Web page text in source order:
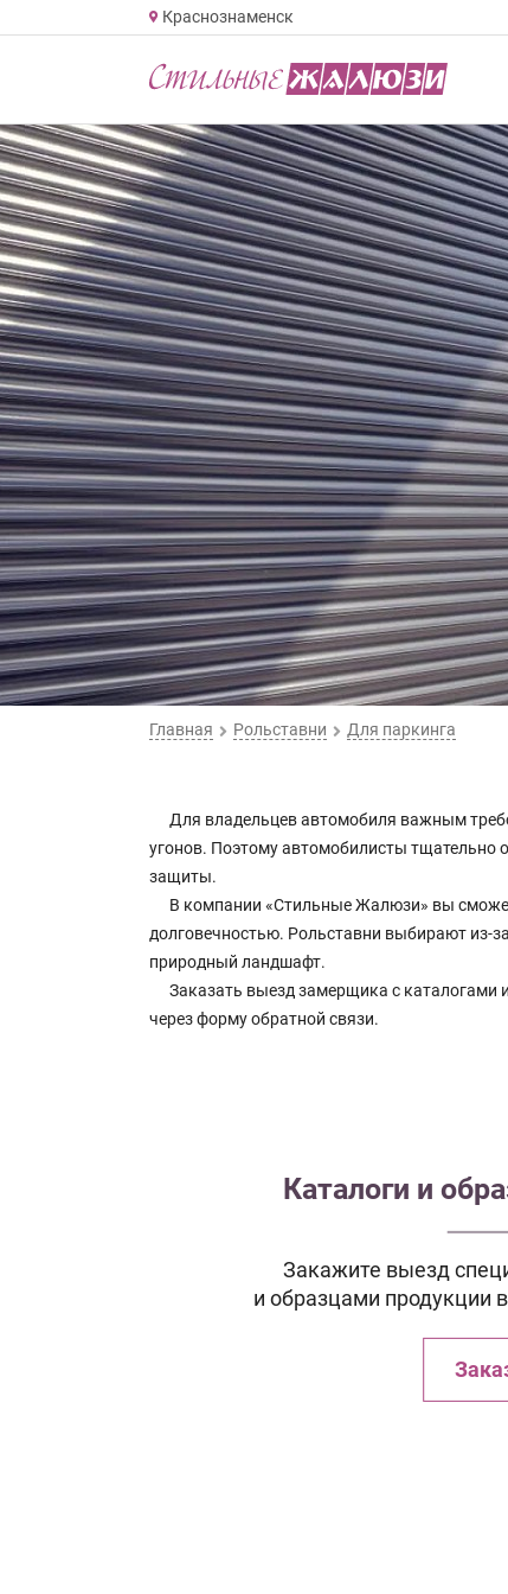
Краснознаменск
Главная Рольставни Для паркинга
Для владельцев автомобиля важным
угонов. Поэтому автомобилисты тщательно
защиты.
В компании «Стильные Жалюзи» вы
долговечностью. Рольставни выбирают из-
природный ландшафт.
Заказать выезд замерщика с каталогами
через форму обратной связи.
Каталоги и
Закажите выезд
и образцами продукции